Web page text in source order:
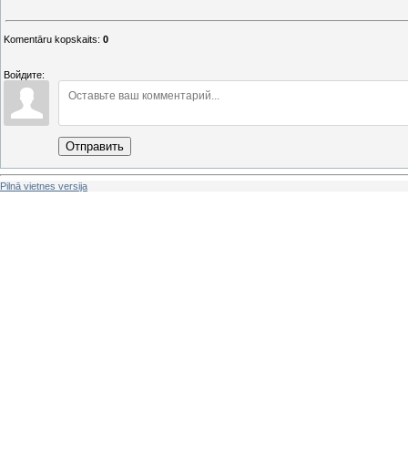
Komentāru kopskaits: 0
Войдите:
Отправить
Pilnā vietnes versija